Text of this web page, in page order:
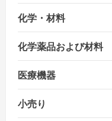
化学・材料
化学薬品および材料
医療機器
小売り